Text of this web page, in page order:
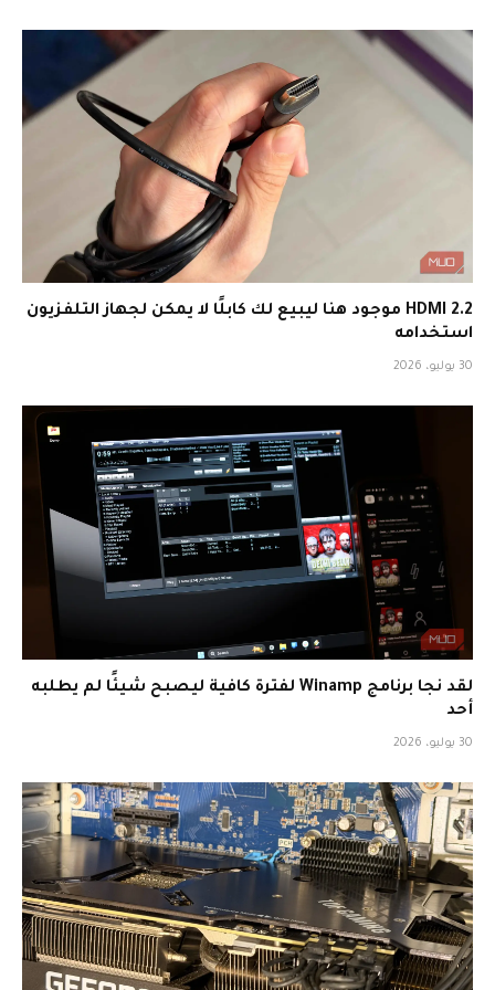
HDMI 2.2 موجود هنا ليبيع لك كابلًا لا يمكن لجهاز التلفزيون
استخدامه
30 يوليو، 2026
لقد نجا برنامج Winamp لفترة كافية ليصبح شيئًا لم يطلبه
أحد
30 يوليو، 2026